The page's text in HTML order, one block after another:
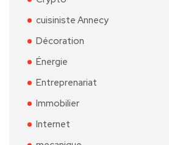
cuisiniste Annecy
Décoration
Énergie
Entreprenariat
Immobilier
Internet